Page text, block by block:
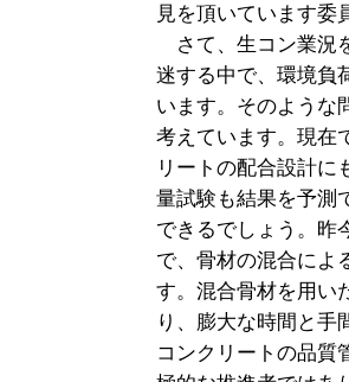
見を頂いています委
さて、生コン業況
迷する中で、環境負
います。そのような
考えています。現在
リートの配合設計
量試験も結果を予測
できるでしょう。昨
で、骨材の混合によ
す。混合骨材を用い
り、膨大な時間と手
コンクリートの品質